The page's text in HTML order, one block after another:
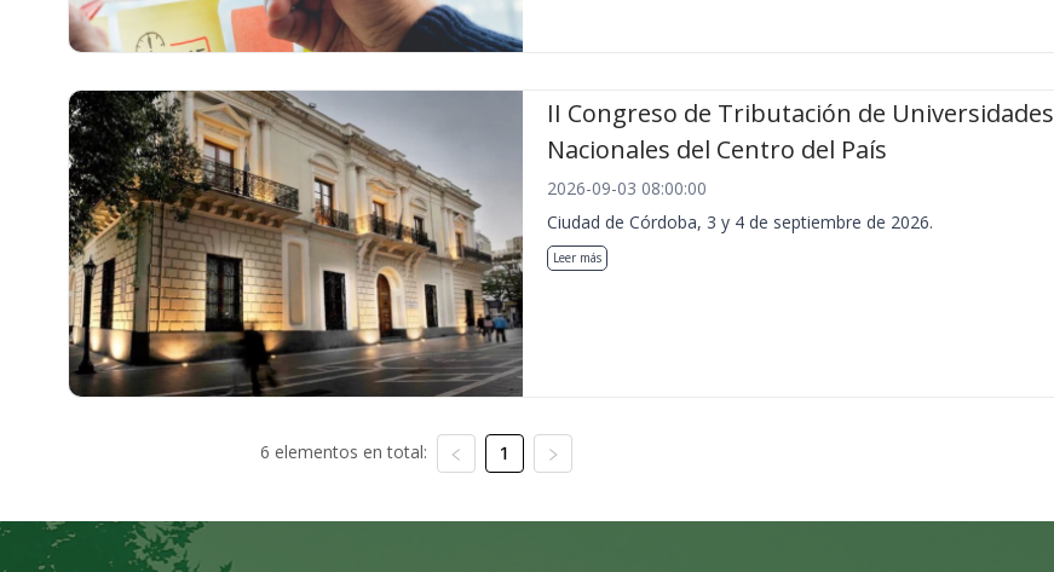
II Congreso de Tributación de Universidades
Nacionales del Centro del País
2026-09-03 08:00:00
Ciudad de Córdoba, 3 y 4 de septiembre de 2026.
Leer más
6 elementos en total: 1